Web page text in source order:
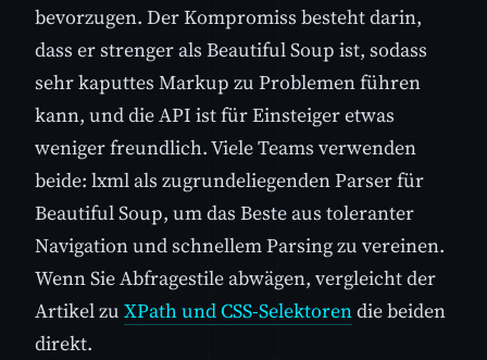
bevorzugen. Der Kompromiss besteht darin,
dass er strenger als Beautiful Soup ist, sodass
sehr kaputtes Markup zu Problemen führen
kann, und die API ist für Einsteiger etwas
weniger freundlich. Viele Teams verwenden
beide: lxml als zugrundeliegenden Parser für
Beautiful Soup, um das Beste aus toleranter
Navigation und schnellem Parsing zu vereinen.
Wenn Sie Abfragestile abwägen, vergleicht der
Artikel zu XPath und CSS-Selektorendie beiden
direkt.